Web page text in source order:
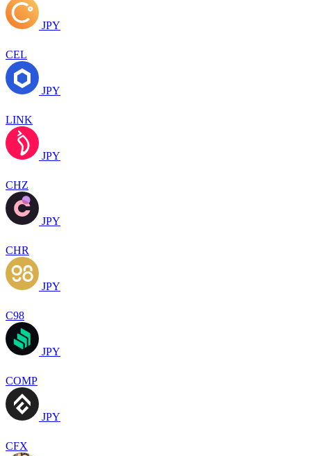
JPY
CEL
JPY
LINK
JPY
CHZ
JPY
CHR
JPY
C98
JPY
COMP
JPY
CFX